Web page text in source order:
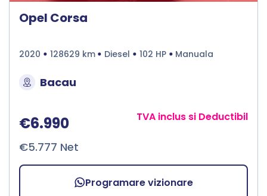
Opel Corsa
2020 128629 km Diesel 102 HP Manuala
Bacau
€6.990
€5.777 Net
TVA inclus si Deductibil
Programare vizionare